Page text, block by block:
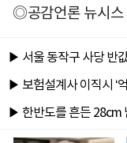
◎공감언론 뉴시스